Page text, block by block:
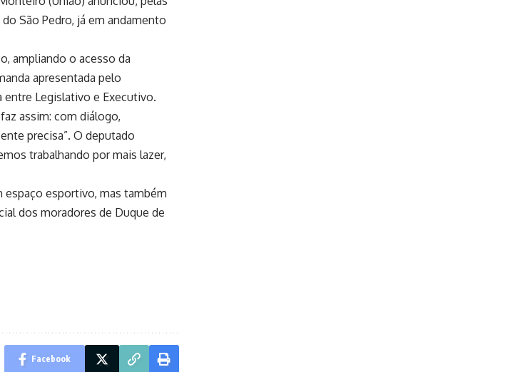
São Pedro, já em andamento
ampliando o acesso da
apresentada pelo
entre Legislativo e Executivo.
assim: com diálogo,
precisa”. O deputado
trabalhando por mais lazer,
espaço esportivo, mas também
dos moradores de Duque de
Facebook